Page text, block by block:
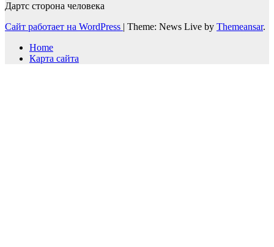
Дартс сторона человека
Сайт работает на WordPress | Theme: News Live by Themeansar.
Home
Карта сайта